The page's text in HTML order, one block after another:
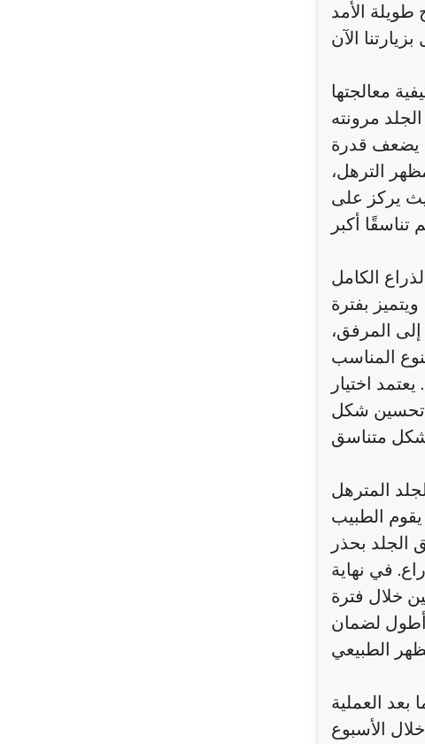
معالجتها
مرونته
يضعف قدرة
الترهل،
يركز على
الكامل
بفترة
المرفق،
المناسب
اختيار
تحسين شكل
المترهل
الطبيب
الجلد بحذر
في نهاية
خلال فترة
أطول لضمان
بعد العملية
الأسبوع